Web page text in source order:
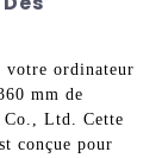
votre ordinateur
mm de
Co., Ltd. Cette
conçue pour